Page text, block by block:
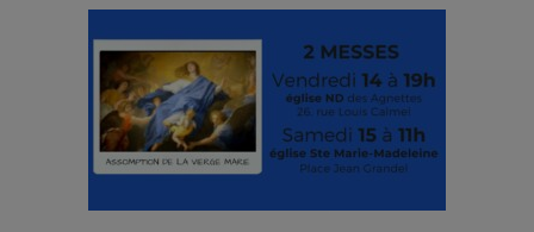
Paroisse de Gennevilliers et Asnières-
Grésillons 2025
Territoire de la paroisse
Je suis nouvelle/nouveau